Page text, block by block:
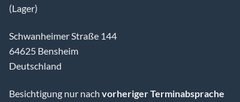
(Lager)
Schwanheimer Straße 144
64625 Bensheim
Deutschland
Besichtigung nur nach vorheriger Terminabsprache